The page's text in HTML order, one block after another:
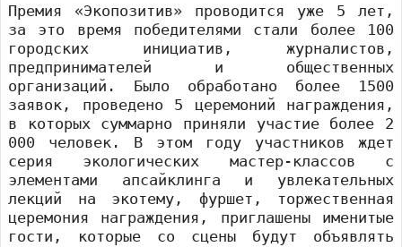
Премия «Экопозитив» проводится уже 5 лет,
за это время победителями стали более 100
городских инициатив, журналистов,
предпринимателей и общественных
организаций. Было обработано более 1500
заявок, проведено 5 церемоний награждения,
в которых суммарно приняли участие более 2
000 человек. В этом году участников ждет
серия экологических мастер-классов с
элементами апсайклинга и увлекательных
лекций на экотему, фуршет, торжественная
церемония награждения, приглашены именитые
гости, которые со сцены будут объявлять